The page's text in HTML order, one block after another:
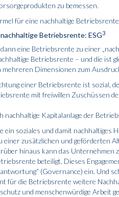
zu bemessen.
für eine nachhaltige
Betriebsrente: ESG3
eine Betriebsrente zu einer
Betriebsrente – und die ist
Dimensionen zum
einer Betriebsrente ist sozial,
mit freiwillen Zuschüssen
nachhal­tige Kapitalanlage der
ein soziales und damit nachhaltiges
einer zusätzlichen und geförderten
hinaus kann das Unternehmen
beteiligt. Dieses
(Governance) ein. Und
für die Betriebsrente weitere
und menschenwür­dige Arbeit